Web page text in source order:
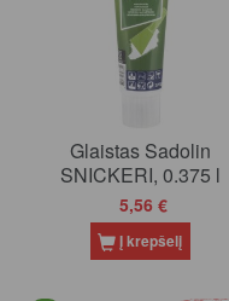
Glaistas Sadolin
SNICKERI, 0.375 l
5,56 €
Į krepšelį